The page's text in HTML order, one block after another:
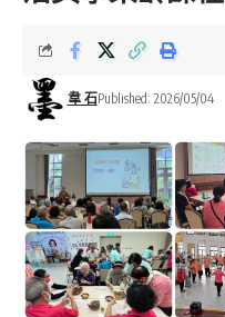
韋 石Published: 2026/05/04